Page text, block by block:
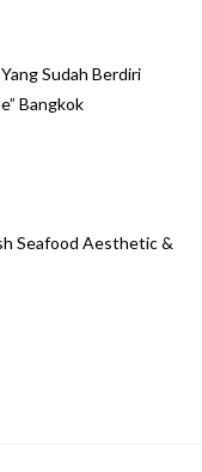
Sudah Berdiri
Bangkok
Seafood Aesthetic &